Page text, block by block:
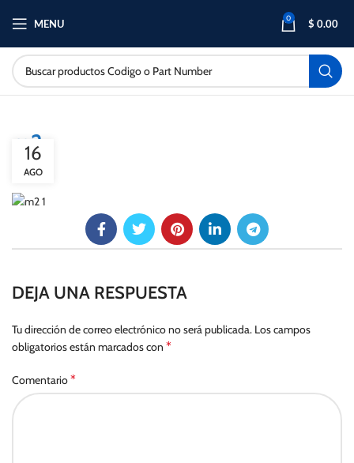
MENU 0 $ 0.00
m2
16
AGO
DEJA UNA RESPUESTA
Tu dirección de correo electrónico no será publicada. Los campos
obligatorios están marcados con *
Comentario*